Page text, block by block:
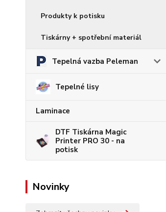
Produkty k potisku
Tiskárny + spotřební materiál
Tepelná vazba Peleman
Tepelné lisy
Laminace
DTF Tiskárna Magic
Printer PRO 30 - na
potisk
Novinky